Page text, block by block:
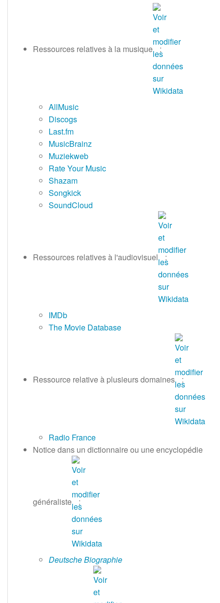
Ressources relatives à la musique :
AllMusic
Discogs
Last.fm
MusicBrainz
Muziekweb
Rate Your Music
Shazam
Songkick
SoundCloud
Ressources relatives à l'audiovisuel :
IMDb
The Movie Database
Ressource relative à plusieurs domaines :
Radio France
Notice dans un dictionnaire ou une encyclopédie
généraliste :
Deutsche Biographie